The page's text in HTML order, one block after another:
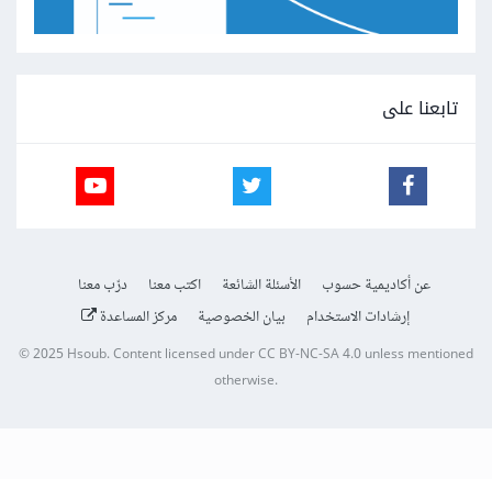
تابعنا على
عن أكاديمية حسوب الأسئلة الشائعة اكتب معنا
درّب معنا
إرشادات الاستخدام
بيان الخصوصية مركز المساعدة
© 2025 Hsoub.Content licensed underCC BY-NC-SA 4.0unless mentioned
otherwise.